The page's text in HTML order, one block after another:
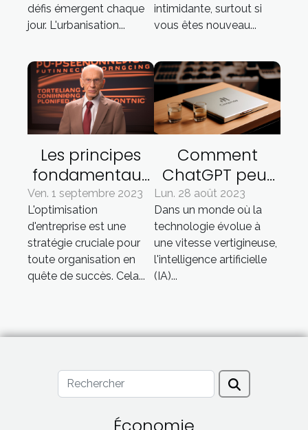
défis émergent chaque
jour. L'urbanisation...
intimidante, surtout si
vous êtes nouveau...
Les principes
fondamentaux
de
l'optimisation
d'entreprise
Ven. 1 septembre 2023
L'optimisation
d'entreprise est une
stratégie cruciale pour
toute organisation en
quête de succès. Cela...
Comment
ChatGPT peut
aider les
entreprises à
économiser du
temps et de
Lun. 28 août 2023
Dans un monde où la
technologie évolue à
une vitesse vertigineuse,
l'intelligence artificielle
(IA)...
Économie